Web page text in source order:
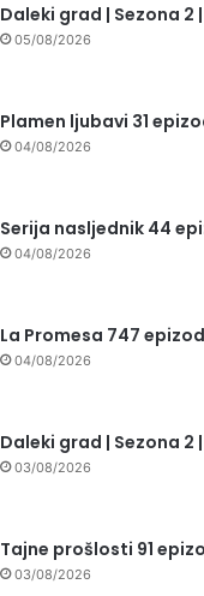
Daleki grad | Sezona 2
05/08/2026
Plamen ljubavi 31
04/08/2026
Serija nasljednik 44
04/08/2026
La Promesa 747
04/08/2026
Daleki grad | Sezona 2
03/08/2026
Tajne prošlosti 91
03/08/2026